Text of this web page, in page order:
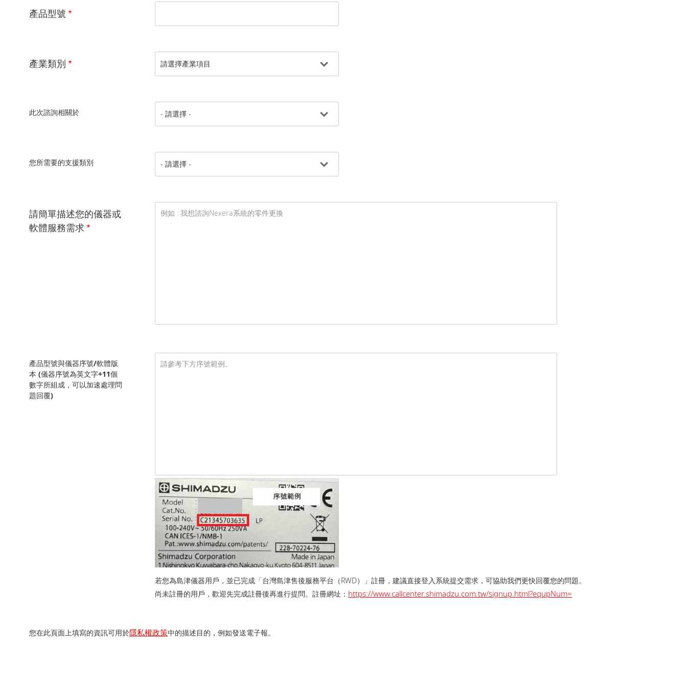
產品型號
產業類別
此次諮詢相關於
您所需要的支援類別
請簡單描述您的儀器或
軟體服務需求
產品型號與儀器序號/軟體版
本 (儀器序號為英文字+11個
數字所組成，可以加速處理問
題回覆)
若您為島津儀器用戶，並已完成「台灣島津售後服務平台（RWD）」註冊，建議直接登入系統提交需求，可協助我們更快回覆您的問題。
尚未註冊的用戶，歡迎先完成註冊後再進行提問。 註冊網址： https://www.callcenter.shimadzu.com.tw/signup.html?equpNum=
您在此頁面上填寫的資訊可用於隱私權政策中的描述目的，例如發送電子報。